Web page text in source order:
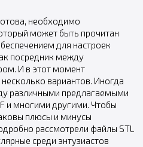
необходимо
может быть прочитан
для настроек
посредник между
И в этот момент
вариантов. Иногда
различными предлагаемыми
и многими другими. Чтобы
плюсы и минусы
рассмотрели файлы STL
среди энтузиастов